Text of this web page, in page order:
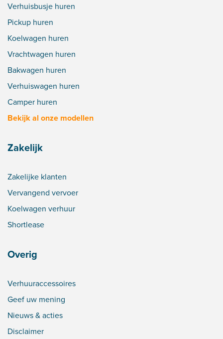
Verhuisbusje huren
Pickup huren
Koelwagen huren
Vrachtwagen huren
Bakwagen huren
Verhuiswagen huren
Camper huren
Bekijk al onze modellen
Zakelijk
Zakelijke klanten
Vervangend vervoer
Koelwagen verhuur
Shortlease
Overig
Verhuuraccessoires
Geef uw mening
Nieuws & acties
Disclaimer